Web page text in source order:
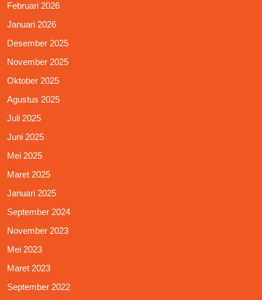
Februari 2026
Januari 2026
Desember 2025
November 2025
Oktober 2025
Agustus 2025
Juli 2025
Juni 2025
Mei 2025
Maret 2025
Januari 2025
September 2024
November 2023
Mei 2023
Maret 2023
September 2022